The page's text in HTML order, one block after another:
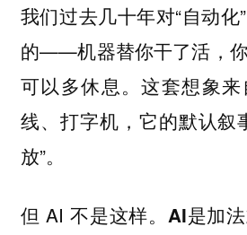
我们过去几十年对“自动
的——机器替你干了活，
可以多休息。这套想象
线、打字机，它的默认叙
放”。
但 AI 不是这样。 AI是加